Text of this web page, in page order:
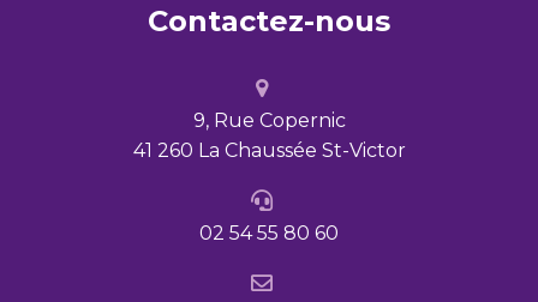
Contactez-nous
9, Rue Copernic
41 260 La Chaussée St-Victor
02 54 55 80 60